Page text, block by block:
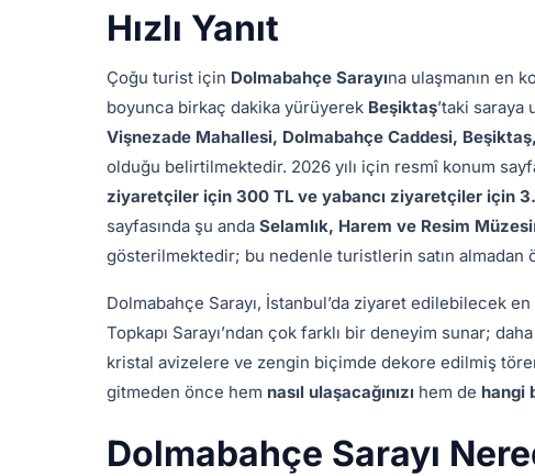
Hızlı Yanıt
Çoğu turist için Dolmabahçe Sarayına ulaşmanın en
boyunca birkaç dakika yürüyerek Beşiktaş’taki saraya
Vişnezade Mahallesi, Dolmabahçe Caddesi,
olduğu belirtilmektedir. 2026 yılı için resmî konum
ziyaretçiler için 300 TL ve yabancı ziyaretçiler için
sayfasında şu anda Selamlık, Harem ve Resim Müzesi
gösterilmektedir; bu nedenle turistlerin satın almadan
Dolmabahçe Sarayı, İstanbul’da ziyaret edilebilecek
Topkapı Sarayı’ndan çok farklı bir deneyim sunar;
kristal avizelere ve zengin biçimde dekore edilmiş
gitmeden önce hem nasıl ulaşacağınızı hem de hangi
Dolmabahçe Sarayı